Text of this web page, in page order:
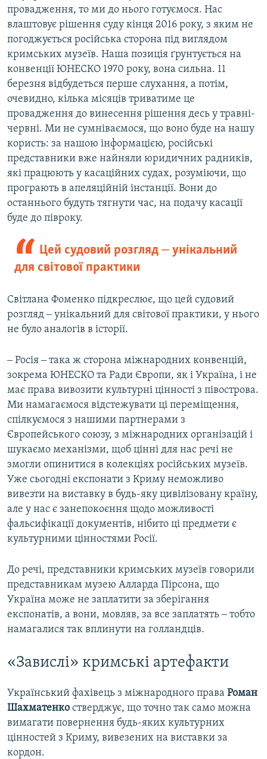
провадження, то ми до нього готуємося. Нас
влаштовує рішення суду кінця 2016 року, з яким не
погоджується російська сторона під виглядом
кримських музеїв. Наша позиція ґрунтується на
конвенції ЮНЕСКО 1970 року, вона сильна. 11
березня відбудеться перше слухання, а потім,
очевидно, кілька місяців триватиме це
провадження до винесення рішення десь у травні-
червні. Ми не сумніваємося, що воно буде на нашу
користь: за нашою інформацією, російські
представники вже найняли юридичних радників,
які працюють у касаційних судах, розуміючи, що
програють в апеляційній інстанції. Вони до
останнього будуть тягнути час, на подачу касації
буде до півроку.
Цей судовий розгляд ‒ унікальний
для світової практики
Світлана Фоменко підкреслює, що цей судовий
розгляд ‒ унікальний для світової практики, у нього
не було аналогів в історії.
‒ Росія ‒ така ж сторона міжнародних конвенцій,
зокрема ЮНЕСКО та Ради Європи, як і Україна, і не
має права вивозити культурні цінності з півострова.
Ми намагаємося відстежувати ці переміщення,
спілкуємося з нашими партнерами з
Європейського союзу, з міжнародних організацій і
шукаємо механізми, щоб цінні для нас речі не
змогли опинитися в колекціях російських музеїв.
Уже сьогодні експонати з Криму неможливо
вивезти на виставку в будь-яку цивілізовану країну,
але у нас є занепокоєння щодо можливості
фальсифікації документів, нібито ці предмети є
культурними цінностями Росії.
До речі, представники кримських музеїв говорили
представникам музею Алларда Пірсона, що
Україна може не заплатити за зберігання
експонатів, а вони, мовляв, за все заплатять ‒ тобто
намагалися так вплинути на голландців.
«Завислі» кримські артефакти
Український фахівець з міжнародного права Роман
Шахматенко стверджує, що точно так само можна
вимагати повернення будь-яких культурних
цінностей з Криму, вивезених на виставки за
кордон.